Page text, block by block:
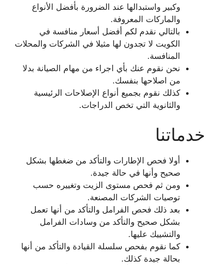
وكبير واستبدالها عند الضرورة بأفضل الأنواع
والماركات المعروفة.
بالتالي نقدم لكم أفضل أسعار منافسة في
الكويت لا تجدون لها مثيلا في الشركات والمحلات
المنافسة.
نحن نقوم عنك بأي اجراء من مهام الصيانة بدلا
من اصلاحها بنفسك.
كذلك نقوم بجميع أنواع الإصلاحات الرئيسية
والثانوية التي تخص الدراجات.
خدماتنا
أولا فحص الإطارات والتأكد من ضغطها بشكل
صحيح وأنها في حالة جيدة.
ومن ثم فحص مستوى الزيت وتغييره حسب
توصيات الشركات المصنعة.
بعد ذلك فحص الفرامل والتأكد من أنها تعمل
بشكل صحيح والتأكد من وسادات الفرامل
والتشييك عليها.
كما نقوم بفحص سلسلة القيادة والتأكد من أنها
بحالة جيدة كذلك.